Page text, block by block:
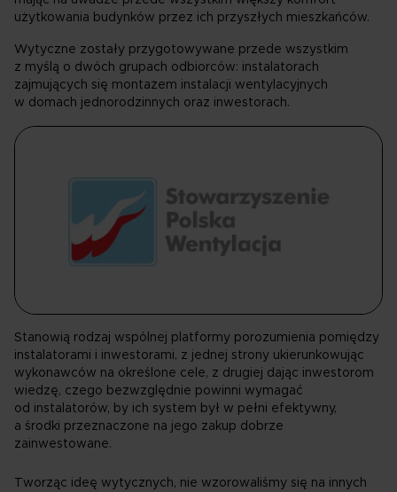
prawach przysługujących ci w związku z
użytkowania budynków przez ich przyszłych mieszkańców.
Wytyczne zostały przygotowywane przede wszystkim
z myślą o dwóch grupach odbiorców: instalatorach
zajmujących się montażem instalacji wentylacyjnych
w domach jednorodzinnych oraz inwestorach.
Stanowią rodzaj wspólnej platformy porozumienia pomiędzy
instalatorami i inwestorami, z jednej strony ukierunkowując
wykonawców na określone cele, z drugiej dając inwestorom
wiedzę, czego bezwzględnie powinni wymagać
od instalatorów, by ich system był w pełni efektywny,
a środki przeznaczone na jego zakup dobrze
zainwestowane.
Tworząc ideę wytycznych, nie wzorowaliśmy się na innych